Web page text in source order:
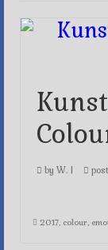
by W.
2017, colour,